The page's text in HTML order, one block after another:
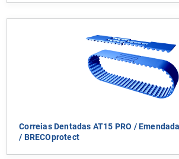
Correias Dentadas AT15 PRO /
/ BRECOprotect